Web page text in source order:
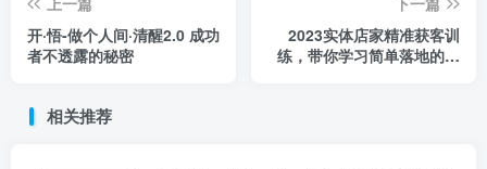
开·悟-做个人间·清醒2.0 成功
者不透露的秘密
2023实体店家精准获客训
练，带你学习简单落地的获
相关推荐